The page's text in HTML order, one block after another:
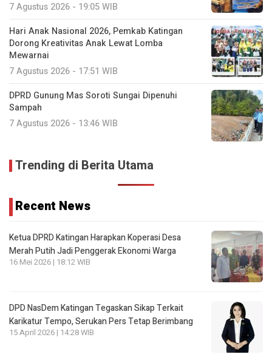
7 Agustus 2026 - 19:05 WIB
Hari Anak Nasional 2026, Pemkab Katingan
Dorong Kreativitas Anak Lewat Lomba
Mewarnai
7 Agustus 2026 - 17:51 WIB
DPRD Gunung Mas Soroti Sungai Dipenuhi
Sampah
7 Agustus 2026 - 13:46 WIB
Trending di Berita Utama
Recent News
Ketua DPRD Katingan Harapkan Koperasi Desa
Merah Putih Jadi Penggerak Ekonomi Warga
16 Mei 2026 | 18:12 WIB
DPD NasDem Katingan Tegaskan Sikap Terkait
Karikatur Tempo, Serukan Pers Tetap Berimbang
15 April 2026 | 14:28 WIB